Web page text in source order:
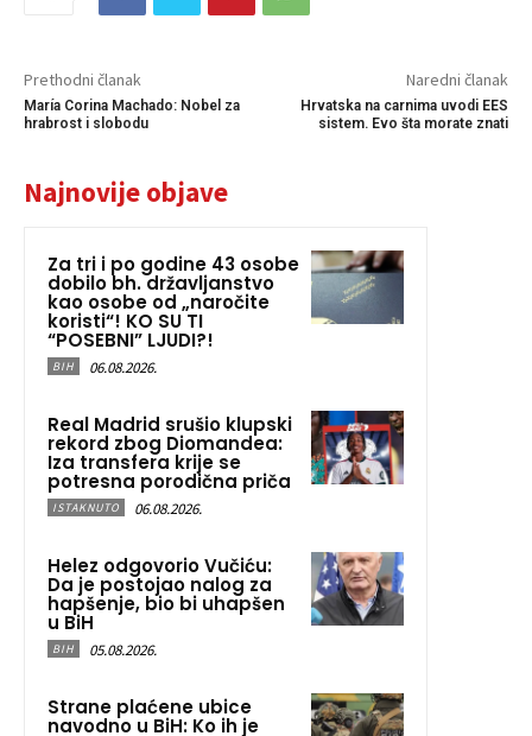
Prethodni članak
María Corina Machado: Nobel za
hrabrost i slobodu
Naredni članak
Hrvatska na carnima uvodi EES
sistem. Evo šta morate znati
Najnovije objave
Za tri i po godine 43 osobe
dobilo bh. državljanstvo
kao osobe od „naročite
koristi“! KO SU TI
“POSEBNI” LJUDI?!
BIH 06.08.2026.
Real Madrid srušio klupski
rekord zbog Diomandea:
Iza transfera krije se
potresna porodična priča
ISTAKNUTO 06.08.2026.
Helez odgovorio Vučiću:
Da je postojao nalog za
hapšenje, bio bi uhapšen
u BiH
BIH 05.08.2026.
Strane plaćene ubice
navodno u BiH: Ko ih je